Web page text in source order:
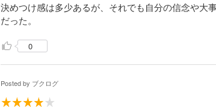
決めつけ感は多少あるが、それでも自分の信念や大
だった。
0
Posted by ブクログ